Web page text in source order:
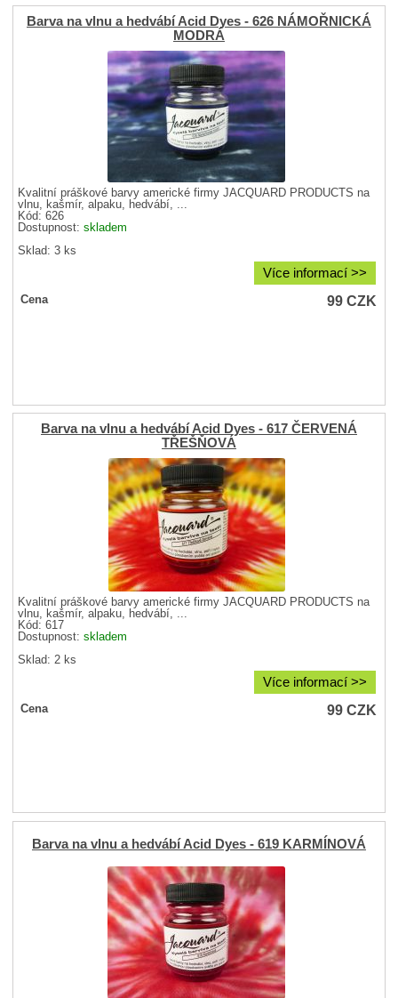
Barva na vlnu a hedvábí Acid Dyes - 626 NÁMOŘNICKÁ
MODRÁ
Kvalitní práškové barvy americké firmy JACQUARD PRODUCTS na
vlnu, kašmír, alpaku, hedvábí, ...
Kód: 626
Dostupnost:skladem
Sklad: 3 ks
Více informací >>
Cena 99CZK
Barva na vlnu a hedvábí Acid Dyes - 617 ČERVENÁ
TŘEŠŇOVÁ
Kvalitní práškové barvy americké firmy JACQUARD PRODUCTS na
vlnu, kašmír, alpaku, hedvábí, ...
Kód: 617
Dostupnost:skladem
Sklad: 2 ks
Více informací >>
Cena 99CZK
Barva na vlnu a hedvábí Acid Dyes - 619 KARMÍNOVÁ